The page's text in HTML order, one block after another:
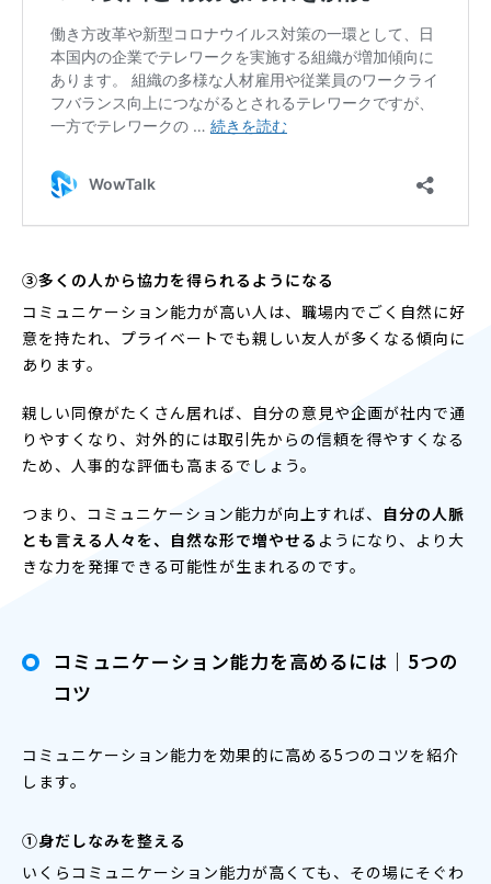
③多くの人から協力を得られるようになる
コミュニケーション能力が高い人は、職場内でごく自然に好
意を持たれ、プライベートでも親しい友人が多くなる傾向に
あります。
親しい同僚がたくさん居れば、自分の意見や企画が社内で通
りやすくなり、対外的には取引先からの信頼を得やすくなる
ため、人事的な評価も高まるでしょう。
つまり、コミュニケーション能力が向上すれば、 自分の人脈
とも言える人々を、自然な形で増やせる ようになり、より大
きな力を発揮できる可能性が生まれるのです。
コミュニケーション能力を高めるには｜5つの
コツ
コミュニケーション能力を効果的に高める5つのコツを紹介
します。
①身だしなみを整える
いくらコミュニケーション能力が高くても、その場にそぐわ